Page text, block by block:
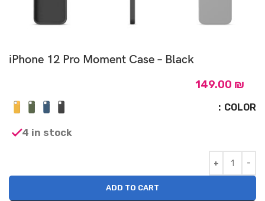
iPhone 12 Pro Moment Case – Black
149.00 ₪
COLOR
4 in stock
ADD TO CART